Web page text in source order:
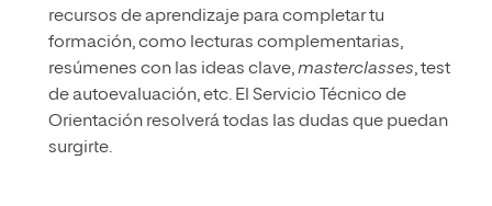
recursos de aprendizaje para completar tu
formación, como lecturas complementarias,
resúmenes con las ideas clave,masterclasses, test
de autoevaluación, etc. El Servicio Técnico de
Orientación resolverá todas las dudas que puedan
surgirte.